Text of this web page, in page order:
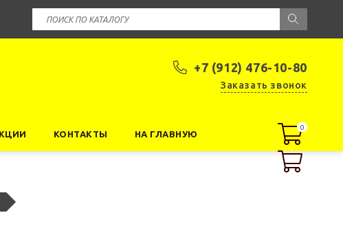
+7 (912) 476-10-80
Заказать звонок
КОНТАКТЫ НА ГЛАВНУЮ
0
0